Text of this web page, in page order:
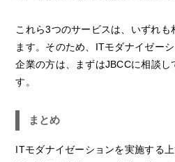
これら3つのサービスは、いずれ
ます。そのため、ITモダナイゼー
企業の方は、まずはJBCCに相談し
す。
まとめ
ITモダナイゼーションを実施する